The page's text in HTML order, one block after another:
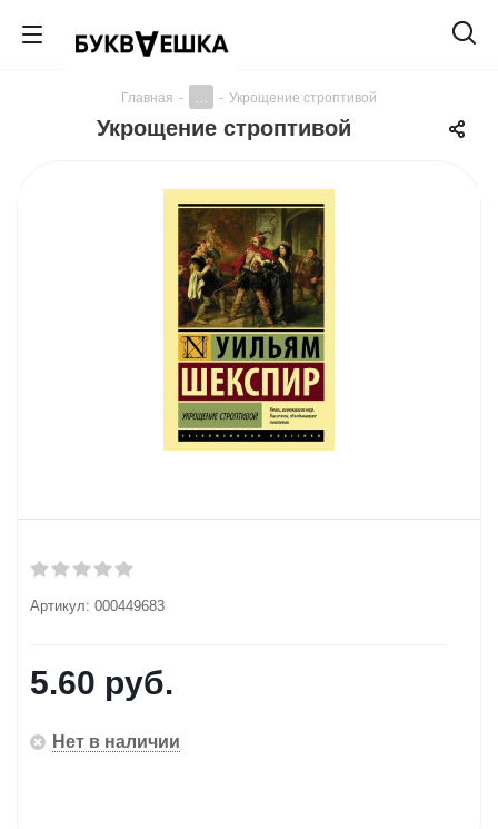
Главная - - Укрощение строптивой
Укрощение строптивой
Артикул: 000449683
5.60 руб.
Нет в наличии